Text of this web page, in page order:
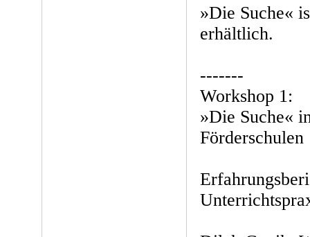
»Die Suche«
erhältlich.
-------
Workshop 1:
»Die Suche«
Förderschulen